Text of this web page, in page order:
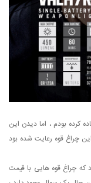
بودم ، اما دیدن این
چراغ قوه رعایت شده بود
که چراغ قوه هایی با قیمت